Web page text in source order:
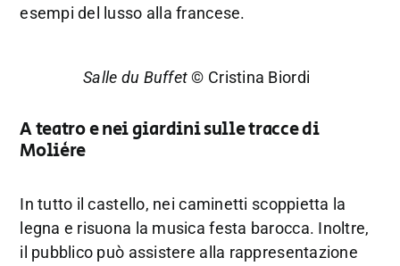
esempi del lusso alla francese.
Salle du Buffet© Cristina Biordi
A teatro e nei giardini sulle tracce di
Molière
In tutto il castello, nei caminetti scoppietta la
legna e risuona la musica festa barocca. Inoltre,
il pubblico può assistere alla rappresentazione